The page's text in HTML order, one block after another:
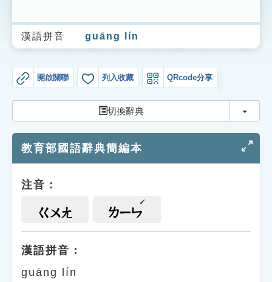
生字詞彙表
成語故事
索引選單
單字索引
遊戲專區
貓頭鷹博士
漢語拼音 guāng lín
開啟關聯 列入收藏 QRcode分享
切換辭典 切換
教育部國語辭典簡編本
注音：
ㄍㄨㄤ ㄌㄧㄣ
漢語拼音：
guāng lín